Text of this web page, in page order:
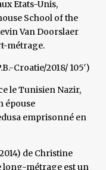
Etats-Unis,
School of the
Van Doorslaer
métrage.
Croatie/2018/ 105′)
le Tunisien Nazir,
épouse
emprisonné en
de Christine
long-métrage est un